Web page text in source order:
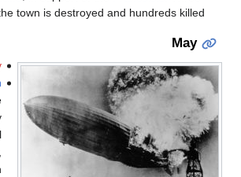
town is destroyed and hundreds killed.
May